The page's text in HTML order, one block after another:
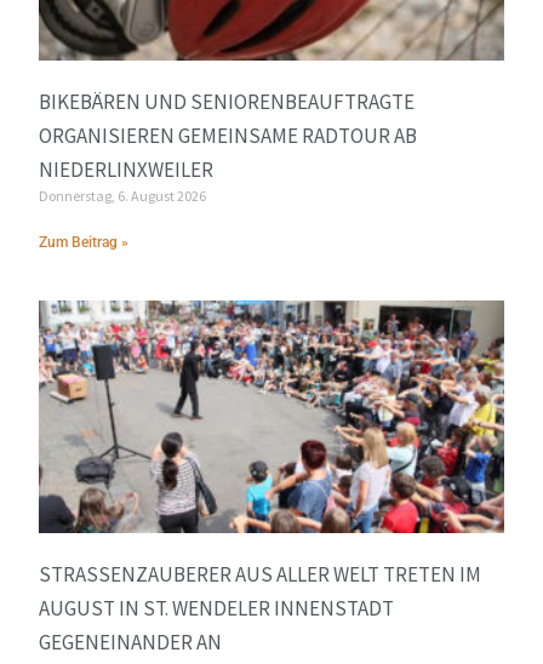
BIKEBÄREN UND SENIORENBEAUFTRAGTE
ORGANISIEREN GEMEINSAME RADTOUR AB
NIEDERLINXWEILER
Donnerstag, 6. August 2026
Zum Beitrag »
STRASSENZAUBERER AUS ALLER WELT TRETEN IM A
UGUST IN ST. WENDELER INNENSTADT G
EGENEINANDER AN